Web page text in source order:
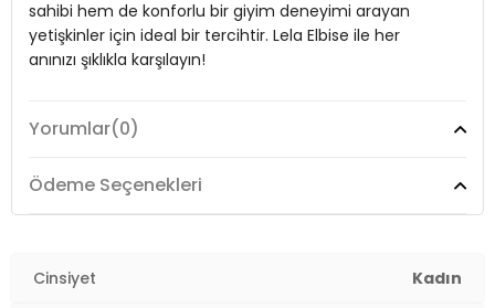
Boy:Maxi
Kalıp Bilgisi:Rahat Kalıp
92 cm / Beden: Onesize
Menşei:Türkiye
sahibi hem de konforlu bir giyim deneyimi arayan
yetişkinler için ideal bir tercihtir. Lela Elbise ile her
anınızı şıklıkla karşılayın!
Model:Elbise
Giyim Tarzı:Günlük/Casual
Yaka Tipi:
Yorumlar(0)
Ödeme Seçenekleri
Cinsiyet Kadın